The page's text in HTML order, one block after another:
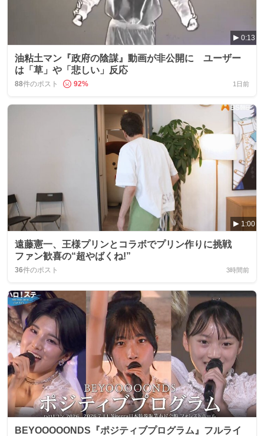
0:13
油粘土マン『政府の陰謀』動画が非公開に ユーザー
は「草」や「悲しい」反応
88件のポスト 92% 1日前
1:00
遠藤憲一、王様プリンとコラボでプリン作りに挑戦
ファン歓喜の“超やばくね!”
36件のポスト 3時間前
BEYOOOOONDS『ポジティブプログラム』フルライ